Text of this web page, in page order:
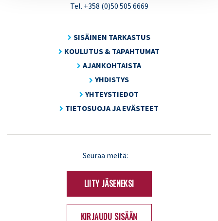
Tel. +358 (0)50 505 6669
SISÄINEN TARKASTUS
KOULUTUS & TAPAHTUMAT
AJANKOHTAISTA
YHDISTYS
YHTEYSTIEDOT
TIETOSUOJA JA EVÄSTEET
Seuraa meitä:
LIITY JÄSENEKSI
KIRJAUDU SISÄÄN